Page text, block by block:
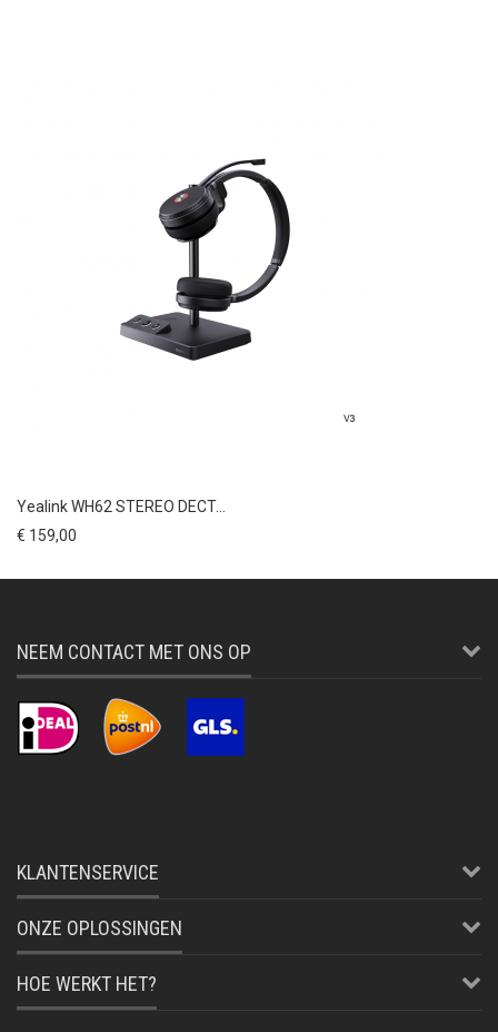
Yealink WH62 STEREO DECT...
€ 159,00
NEEM CONTACT MET ONS OP
KLANTENSERVICE
ONZE OPLOSSINGEN
HOE WERKT HET?